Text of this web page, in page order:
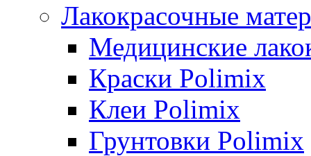
Лакокрасочные
Медицинские
Краски Polimix
Клеи Polimix
Грунтовки Polimix